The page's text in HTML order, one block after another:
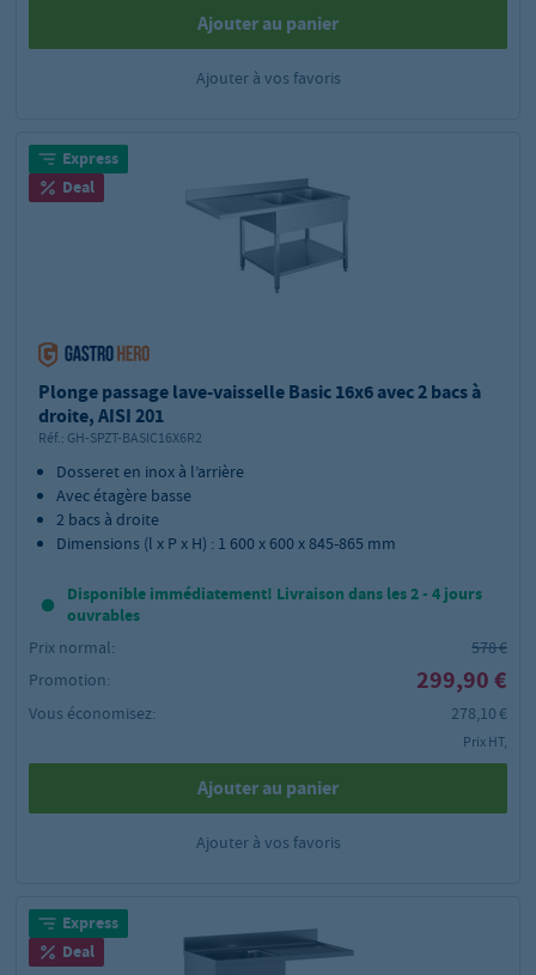
Ajouter au panier
Ajouter à vos favoris
Express
Deal
Plonge passage lave-vaisselle Basic 16x6 avec 2 bacs à
droite, AISI 201
Réf.: GH-SPZT-BASIC16X6R2
Dosseret en inox à l’arrière
Avec étagère basse
2 bacs à droite
Dimensions (l x P x H) : 1 600 x 600 x 845-865 mm
Disponible immédiatement! Livraison dans les 2 - 4 jours
ouvrables
Prix normal:
578 €
Promotion:
299,90 €
Vous économisez: 278,10 €
Prix HT,
Ajouter au panier
Ajouter à vos favoris
Express
Deal